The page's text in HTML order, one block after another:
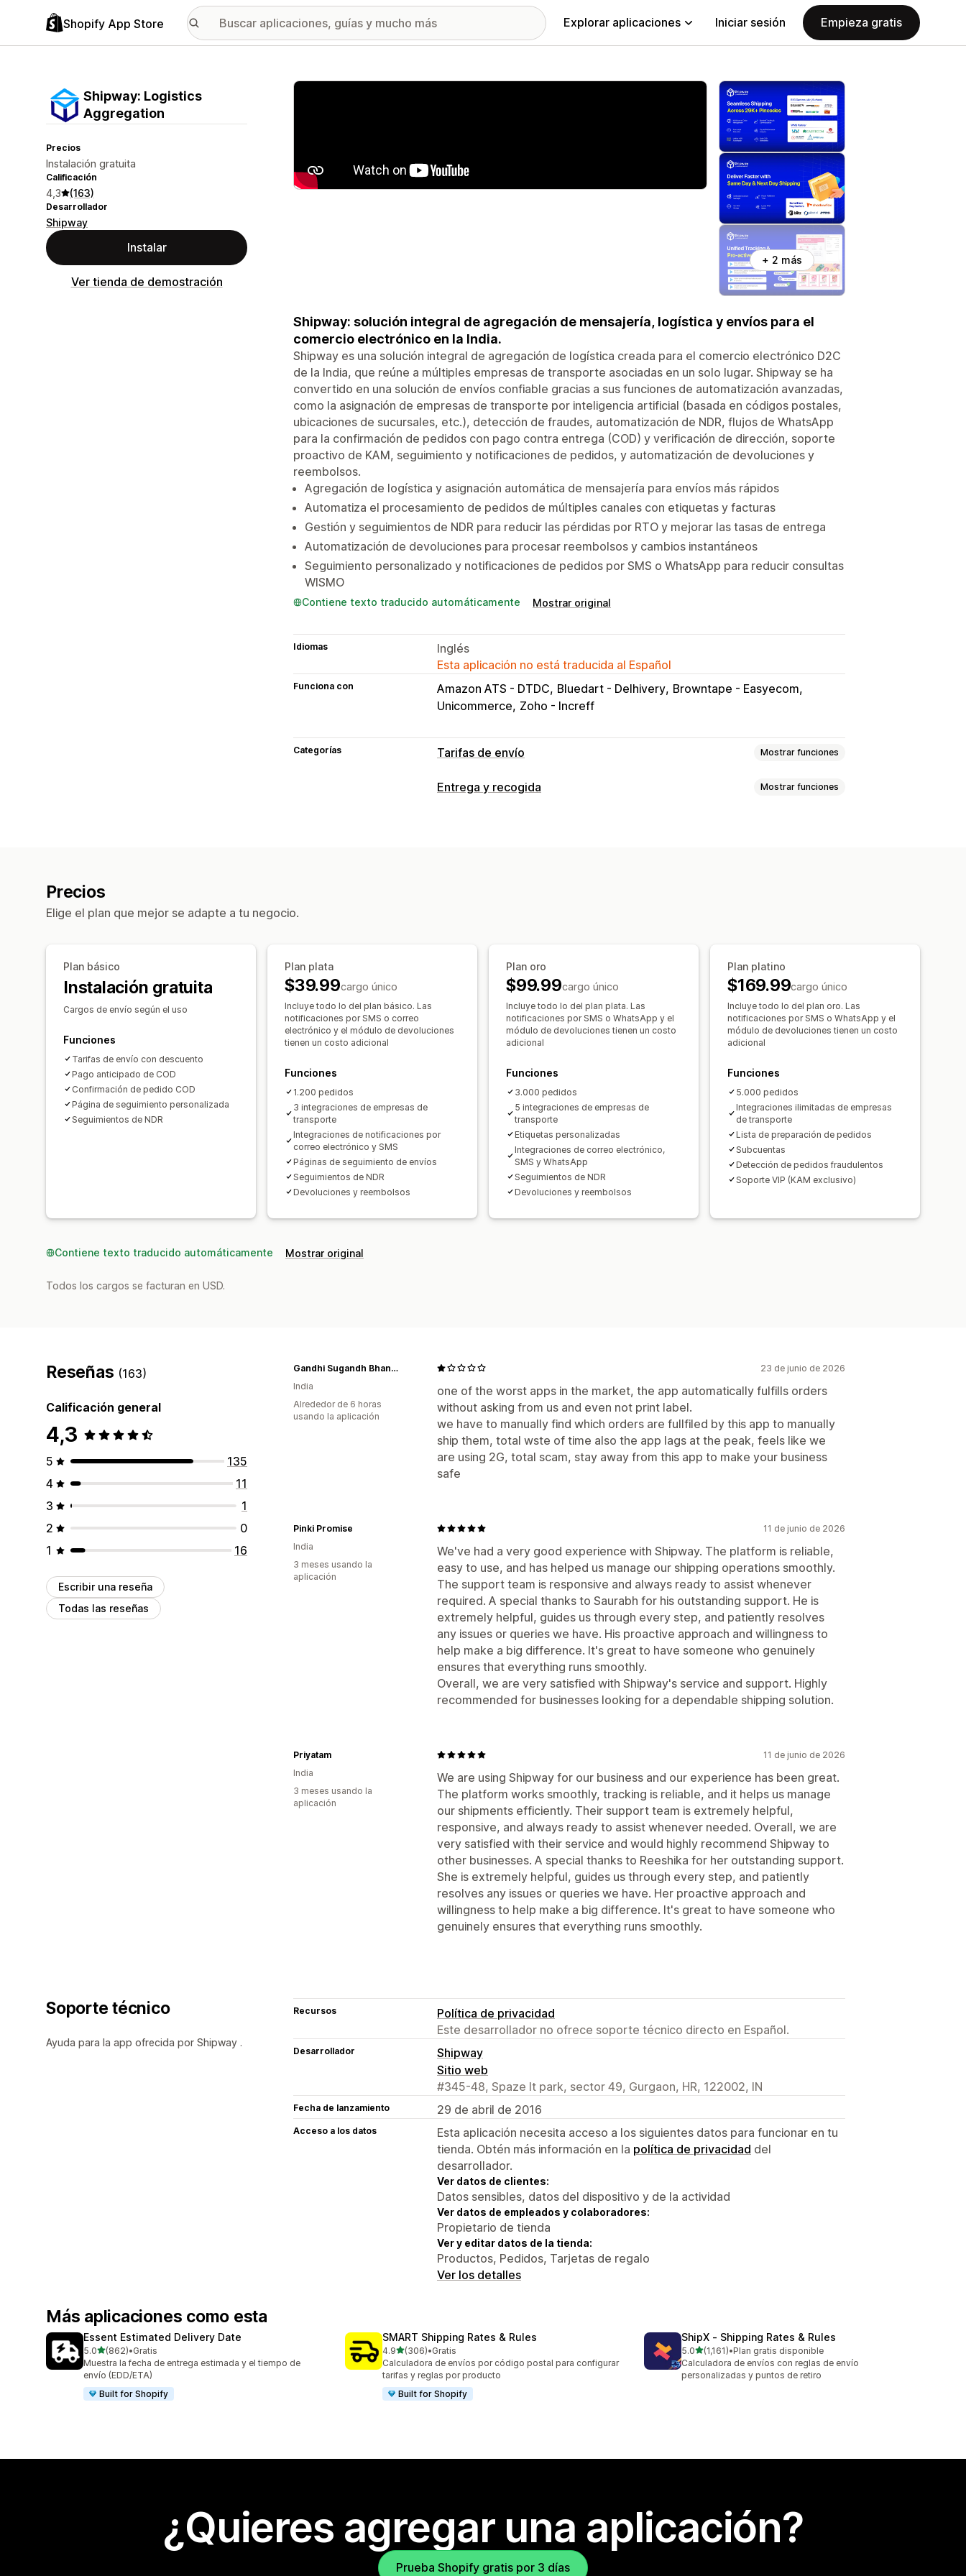
Shopify App Store Explorar aplicaciones Iniciar sesión Empieza gratis
Shipway: Logistics
Aggregation
Precios
Instalación gratuita
Calificación
4,3 (163)
Desarrollador
Shipway
Instalar
Ver tienda de demostración
Galería de imágenes destacadas
+ 2 más
Shipway: solución integral de agregación de mensajería, logística y envíos para el
comercio electrónico en la India.
Shipway es una solución integral de agregación de logística creada para el comercio electrónico D2C
de la India, que reúne a múltiples empresas de transporte asociadas en un solo lugar. Shipway se ha
convertido en una solución de envíos confiable gracias a sus funciones de automatización avanzadas,
como la asignación de empresas de transporte por inteligencia artificial (basada en códigos postales,
ubicaciones de sucursales, etc.), detección de fraudes, automatización de NDR, flujos de WhatsApp
para la confirmación de pedidos con pago contra entrega (COD) y verificación de dirección, soporte
proactivo de KAM, seguimiento y notificaciones de pedidos, y automatización de devoluciones y
reembolsos.
Agregación de logística y asignación automática de mensajería para envíos más rápidos
Automatiza el procesamiento de pedidos de múltiples canales con etiquetas y facturas
Gestión y seguimientos de NDR para reducir las pérdidas por RTO y mejorar las tasas de entrega
Automatización de devoluciones para procesar reembolsos y cambios instantáneos
Seguimiento personalizado y notificaciones de pedidos por SMS o WhatsApp para reducir consultas
WISMO
Contiene texto traducido automáticamente Mostrar original
Idiomas
Inglés
Esta aplicación no está traducida al Español
Funciona con Amazon ATS - DTDC Bluedart - Delhivery Browntape - Easyecom
Unicommerce Zoho - Increff
Categorías Tarifas de envío Mostrar funciones
Cálculo de tasas
Entrega y recogida Mostrar funciones
Páginas de seguimiento
Precios
Elige el plan que mejor se adapte a tu negocio.
Plan básico
Instalación gratuita
Cargos de envío según el uso
Funciones
Tarifas de envío con descuento
Pago anticipado de COD
Confirmación de pedido COD
Página de seguimiento personalizada
Seguimientos de NDR
Plan plata
$39.99cargo único
Incluye todo lo del plan básico. Las
notificaciones por SMS o correo
electrónico y el módulo de devoluciones
tienen un costo adicional
Funciones
1.200 pedidos
3 integraciones de empresas de
transporte
Integraciones de notificaciones por
correo electrónico y SMS
Páginas de seguimiento de envíos
Seguimientos de NDR
Devoluciones y reembolsos
Plan oro
$99.99cargo único
Incluye todo lo del plan plata. Las
notificaciones por SMS o WhatsApp y el
módulo de devoluciones tienen un costo
adicional
Funciones
3.000 pedidos
5 integraciones de empresas de
transporte
Etiquetas personalizadas
Integraciones de correo electrónico,
SMS y WhatsApp
Seguimientos de NDR
Devoluciones y reembolsos
Plan platino
$169.99cargo único
Incluye todo lo del plan oro. Las
notificaciones por SMS o WhatsApp y el
módulo de devoluciones tienen un costo
adicional
Funciones
5.000 pedidos
Integraciones ilimitadas de empresas
de transporte
Lista de preparación de pedidos
Subcuentas
Detección de pedidos fraudulentos
Soporte VIP (KAM exclusivo)
Contiene texto traducido automáticamente Mostrar original
Todos los cargos se facturan en USD.
Reseñas (163)
Calificación general
4,3
5
135
4
11
3
1
2
0
1
16
Escribir una reseña
Todas las reseñas
23 de junio de 2026
one of the worst apps in the market, the app automatically fulfills orders
without asking from us and even not print label.
we have to manually find which orders are fullfiled by this app to manually
ship them, total wste of time also the app lags at the peak, feels like we
are using 2G, total scam, stay away from this app to make your business
safe
Gandhi Sugandh Bhandar
India
Alrededor de 6 horas
usando la aplicación
11 de junio de 2026
We've had a very good experience with Shipway. The platform is reliable,
easy to use, and has helped us manage our shipping operations smoothly.
The support team is responsive and always ready to assist whenever
required. A special thanks to Saurabh for his outstanding support. He is
extremely helpful, guides us through every step, and patiently resolves
any issues or queries we have. His proactive approach and willingness to
help make a big difference. It's great to have someone who genuinely
ensures that everything runs smoothly.
Overall, we are very satisfied with Shipway's service and support. Highly
recommended for businesses looking for a dependable shipping solution.
Pinki Promise
India
3 meses usando la
aplicación
11 de junio de 2026
We are using Shipway for our business and our experience has been great.
The platform works smoothly, tracking is reliable, and it helps us manage
our shipments efficiently. Their support team is extremely helpful,
responsive, and always ready to assist whenever needed. Overall, we are
very satisfied with their service and would highly recommend Shipway to
other businesses. A special thanks to Reeshika for her outstanding support.
She is extremely helpful, guides us through every step, and patiently
resolves any issues or queries we have. Her proactive approach and
willingness to help make a big difference. It's great to have someone who
genuinely ensures that everything runs smoothly.
Priyatam
India
3 meses usando la
aplicación
Soporte técnico
Ayuda para la app ofrecida por Shipway .
Recursos
Política de privacidad
Este desarrollador no ofrece soporte técnico directo en Español.
Desarrollador
Shipway
Sitio web
#345-48, Spaze It park, sector 49, Gurgaon, HR, 122002, IN
Fecha de lanzamiento 29 de abril de 2016
Acceso a los datos
Esta aplicación necesita acceso a los siguientes datos para funcionar en tu
tienda. Obtén más información en la política de privacidad del
desarrollador.
Ver datos de clientes:
Datos sensibles, datos del dispositivo y de la actividad
Ver datos de empleados y colaboradores:
Propietario de tienda
Ver y editar datos de la tienda:
Productos, Pedidos, Tarjetas de regalo
Ver los detalles
Más aplicaciones como esta
Essent Estimated Delivery Date
5.0de 5 estrellas
(862)
862 reseñas en total
•Gratis
Muestra la fecha de entrega estimada y el tiempo de
envío (EDD/ETA)
Built for Shopify
SMART Shipping Rates & Rules
4.9de 5 estrellas
(306)
306 reseñas en total
•Gratis
Calculadora de envíos por código postal para configurar
tarifas y reglas por producto
Built for Shopify
ShipX ‑ Shipping Rates & Rules
5.0de 5 estrellas
(1,161)
1161 reseñas en total
•Plan gratis disponible
Calculadora de envíos con reglas de envío
personalizadas y puntos de retiro
¿Quieres agregar una aplicación?
Prueba Shopify gratis por 3 días